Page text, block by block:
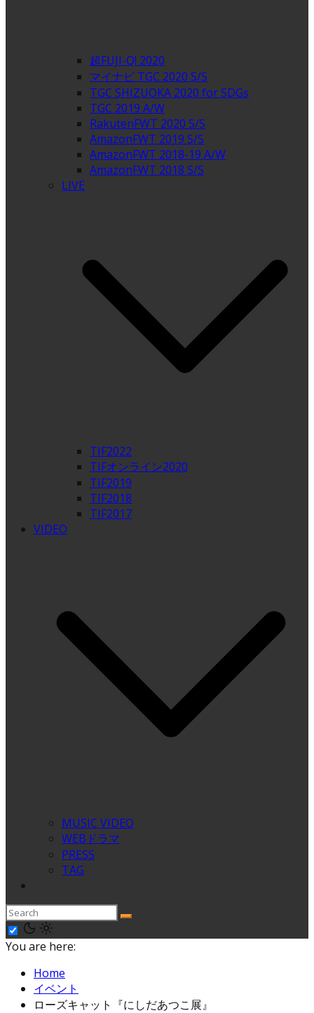
超FUJI-Q! 2020
マイナビ TGC 2020 S/S
TGC SHIZUOKA 2020 for SDGs
TGC 2019 A/W
RakutenFWT 2020 S/S
AmazonFWT 2019 S/S
AmazonFWT 2018-19 A/W
AmazonFWT 2018 S/S
LIVE
TIF2022
TIFオンライン2020
TIF2019
TIF2018
TIF2017
VIDEO
MUSIC VIDEO
WEBドラマ
PRESS
TAG
You are here:
Home
イベント
ローズキャット『にしだあつこ展』